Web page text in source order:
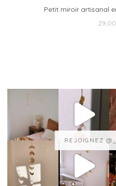
Petit miroir artisanal
29,00
REJOIGNEZ